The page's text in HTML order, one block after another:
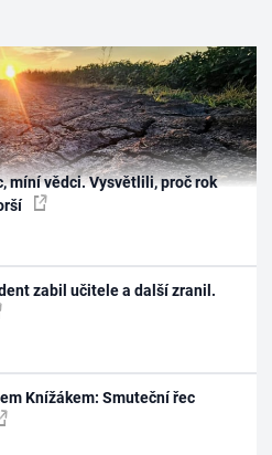
míní vědci. Vysvětlili, proč rok
zabil učitele a další zranil.
Knížákem: Smuteční řec